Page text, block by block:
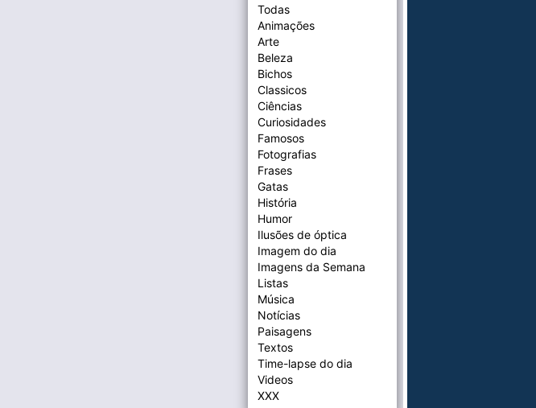
Todas
Animações
Arte
Beleza
Bichos
Classicos
Ciências
Curiosidades
Famosos
Fotografias
Frases
Gatas
História
Humor
Ilusões de óptica
Imagem do dia
Imagens da Semana
Listas
Música
Notícias
Paisagens
Textos
Time-lapse do dia
Videos
XXX